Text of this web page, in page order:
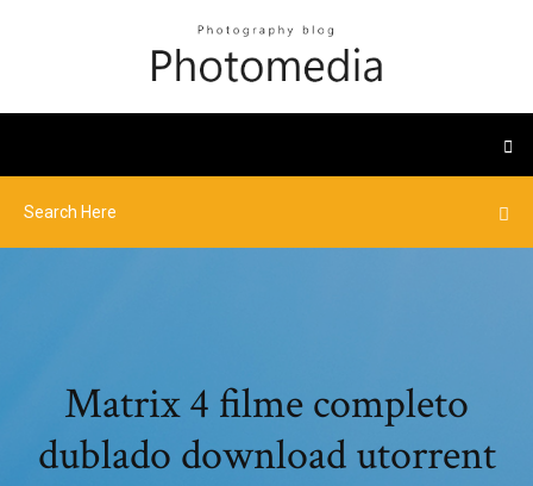
Matrix 4 filme completo
dublado download utorrent